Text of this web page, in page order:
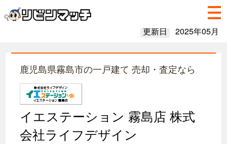
更新日 2025年05月
鹿児島県霧島市の一戸建て 売却・査定なら
イエステーション 霧島店 株式
会社ライフデザイン